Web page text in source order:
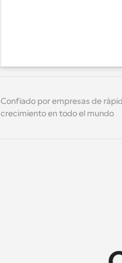
Confiado por empresas de
crecimiento en todo el mundo